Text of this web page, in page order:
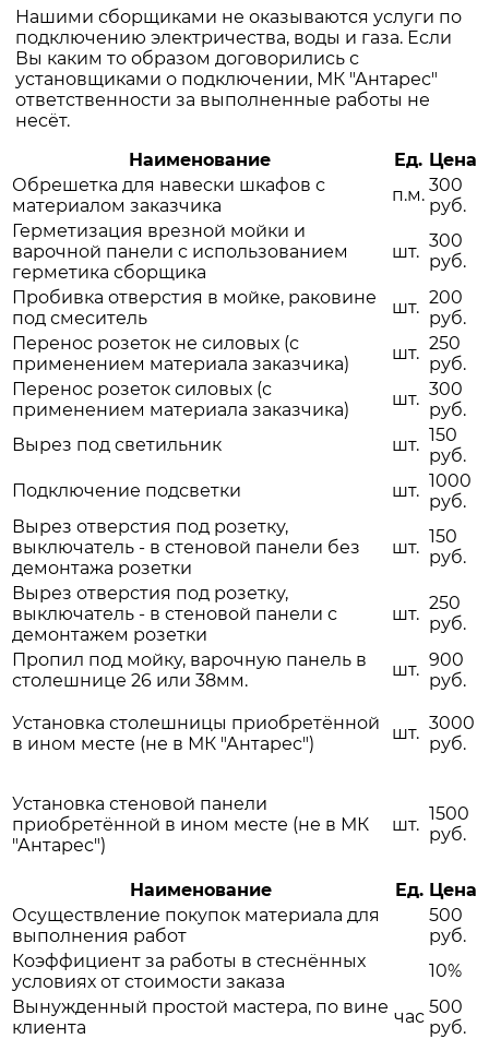
Нашими сборщиками не оказываются услуги по
подключению электричества, воды и газа. Если
Вы каким то образом договорились с
установщиками о подключении, МК "Антарес"
ответственности за выполненные работы не
несёт.
Наименование
Ед. Цена
Обрешетка для навески шкафов с
материалом заказчика
п.м. 300
руб.
Герметизация врезной мойки и
варочной панели с использованием
герметика сборщика
шт.
300
руб.
Пробивка отверстия в мойке, раковине
под смеситель
шт. 200
руб.
Перенос розеток не силовых (с
применением материала заказчика)
шт. 250
руб.
Перенос розеток силовых (с
применением материала заказчика)
шт. 300
руб.
Вырез под светильник
шт. 150
руб.
Подключение подсветки
шт. 1000
руб.
Вырез отверстия под розетку,
выключатель - в стеновой панели без
демонтажа розетки
шт.
150
руб.
Вырез отверстия под розетку,
выключатель - в стеновой панели с
демонтажем розетки
шт.
250
руб.
Пропил под мойку, варочную панель в
столешнице 26 или 38мм.
шт. 900
руб.
Установка столешницы приобретённой
в ином месте (не в МК "Антарес")
шт. 3000
руб.
Установка стеновой панели
приобретённой в ином месте (не в МК
"Антарес")
шт.
1500
руб.
Наименование Ед. Цена
Осуществление покупок материала для
выполнения работ
500
руб.
Коэффициент за работы в стеснённых
условиях от стоимости заказа
10%
Вынужденный простой мастера, по вине
клиента
час 500
руб.